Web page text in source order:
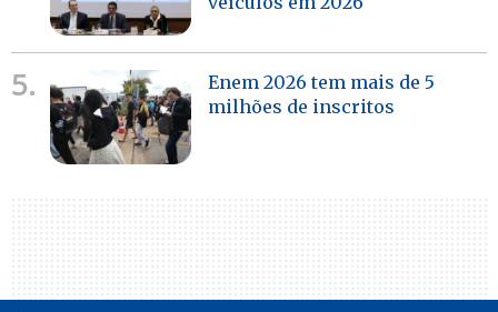
5.
Enem 2026 tem mais de 5
milhões de inscritos